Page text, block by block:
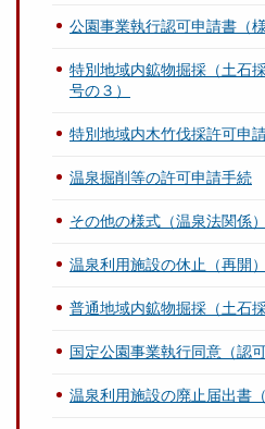
公園事業執行認可申請書（
特別地域内鉱物掘採（土石
号の３）
特別地域内木竹伐採許可申
温泉掘削等の許可申請手続
その他の様式（温泉法関係）
温泉利用施設の休止（再開
普通地域内鉱物掘採（土石
国定公園事業執行同意（認
温泉利用施設の廃止届出書